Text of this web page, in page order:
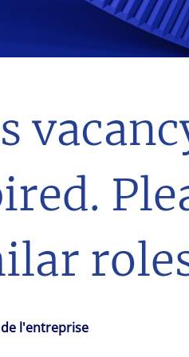
l'entreprise
Colliers remains committed
and people worldwide.